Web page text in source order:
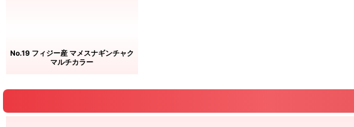
No.19 フィジー産 マメスナギンチャク
マルチカラー